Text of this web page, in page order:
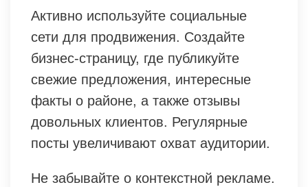
Активно используйте социальные
сети для продвижения. Создайте
бизнес-страницу, где публикуйте
свежие предложения, интересные
факты о районе, а также отзывы
довольных клиентов. Регулярные
посты увеличивают охват аудитории.
Не забывайте о контекстной рекламе.